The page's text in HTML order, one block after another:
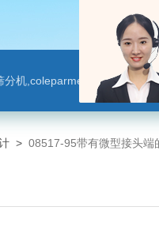
注射泵,洗瓶机,p80橡胶
> 08517-95带有微型接头端